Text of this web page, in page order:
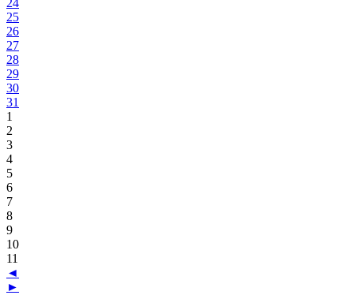
24
25
26
27
28
29
30
31
1
2
3
4
5
6
7
8
9
10
11
◄
►